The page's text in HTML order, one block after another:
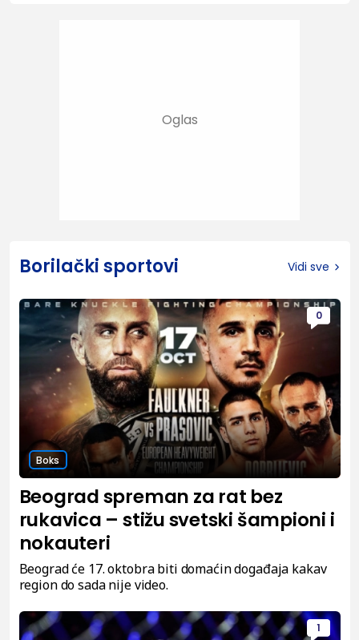
Borilački sportovi Vidi sve
0
Boks
Beograd spreman za rat bez
rukavica – stižu svetski šampioni i
nokauteri
Beograd će 17. oktobra biti domaćin događaja kakav
region do sada nije video.
1